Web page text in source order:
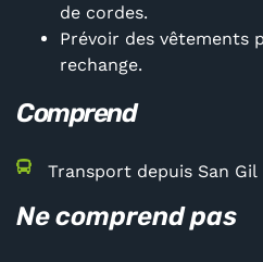
de cordes.
Prévoir des vêtements
rechange.
Comprend
Transport depuis San Gil
Ne comprend pas